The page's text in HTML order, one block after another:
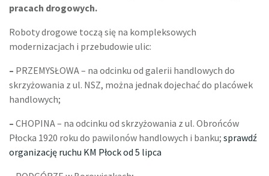
pracach drogowych.
Roboty drogowe toczą się na kompleksowych
modernizacjach i przebudowie ulic:
– PRZEMYSŁOWA – na odcinku od galerii handlowych do
skrzyżowania z ul. NSZ, można jednak dojechać do placówek
handlowych;
– CHOPINA – na odcinku od skrzyżowania z ul. Obrońców
Płocka 1920 roku do pawilonów handlowych i banku; sprawdź
organizację ruchu KM Płock od 5 lipca